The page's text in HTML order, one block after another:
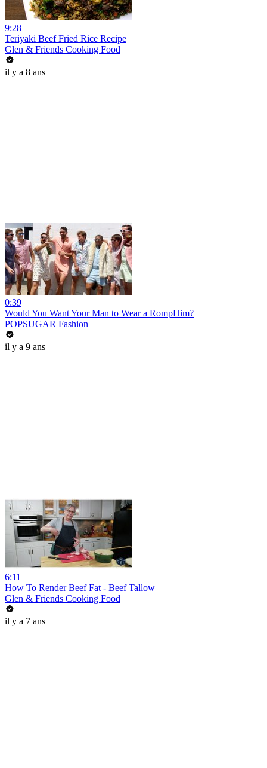
9:28
Teriyaki Beef Fried Rice Recipe
Glen & Friends Cooking Food
il y a 8 ans
0:39
Would You Want Your Man to Wear a RompHim?
POPSUGAR Fashion
il y a 9 ans
6:11
How To Render Beef Fat - Beef Tallow
Glen & Friends Cooking Food
il y a 7 ans